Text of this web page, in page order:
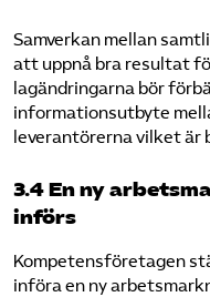
Samverkan mellan
att uppnå bra resultat
lagändringarna bör
informationsutbyte
leverantörerna vilket är
3.4 En ny
införs
Kompetensföretagen
införa en ny